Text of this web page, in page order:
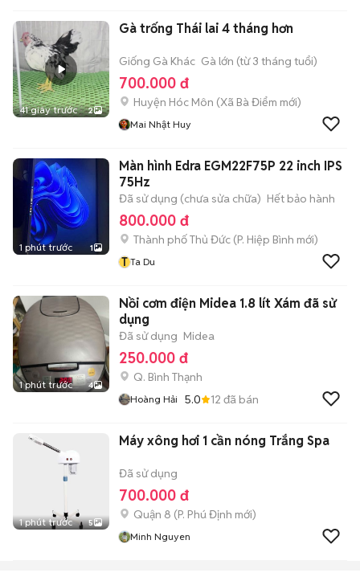
41 giây trước 2
Gà trống Thái lai 4 tháng hơn
Giống Gà Khác Gà lớn (từ 3 tháng tuổi)
700.000 đ
Huyện Hóc Môn (Xã Bà Điểm mới)
Mai Nhật Huy
1 phút trước 1
Màn hình Edra EGM22F75P 22 inch IPS
75Hz
Đã sử dụng (chưa sửa chữa) Hết bảo hành
800.000 đ
Thành phố Thủ Đức (P. Hiệp Bình mới)
T Ta Du
1 phút trước 4
Nồi cơm điện Midea 1.8 lít Xám đã sử
dụng
Đã sử dụng Midea
250.000 đ
Q. Bình Thạnh
Hoàng Hải 5.0 12 đã bán
1 phút trước 5
Máy xông hơi 1 cần nóng Trắng Spa
Đã sử dụng
700.000 đ
Quận 8 (P. Phú Định mới)
Minh Nguyen